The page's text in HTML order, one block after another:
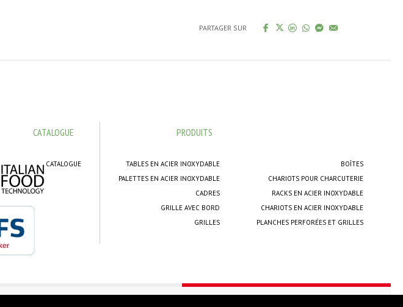
PARTAGER SUR
BOÎTES
CHARIOTS POUR CHARCUTERIE
RACKS EN ACIER INOXYDABLE
CHARIOTS EN ACIER INOXYDABLE
PLANCHES PERFORÉES ET GRILLES
PRODUITS
TABLES EN ACIER INOXYDABLE
PALETTES EN ACIER INOXYDABLE
CADRES
GRILLE AVEC BORD
GRILLES
CATALOGUE
CATALOGUE